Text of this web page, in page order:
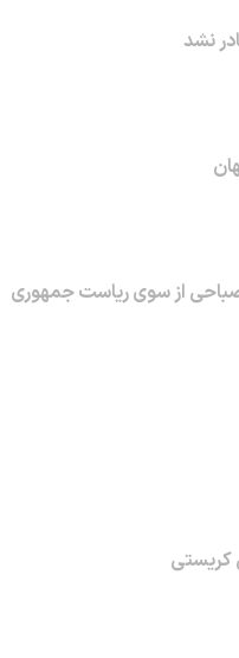
نشد
از سوی ریاست جمهوری
کریستی